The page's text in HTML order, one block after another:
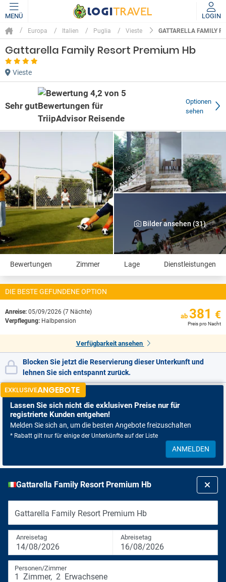
MENÜ LOGIN
Europa Italien Puglia Vieste GATTARELLA FAMILY
Gattarella Family Resort Premium Hb
Vieste
Sehr gut
Optionen
sehen
Bilder ansehen (31)
Bewertungen Zimmer Lage Dienstleistungen
DIE BESTE GEFUNDENE OPTION
Anreise: 05/09/2026 (7 Nächte)
Verpflegung: Halbpension
ab 381 €
Preis pro Nacht
Verfügbarkeit ansehen
Blocken Sie jetzt die Reservierung dieser Unterkunft und
lehnen Sie sich entspannt zurück.
EXKLUSIVEANGEBOTE
Lassen Sie sich nicht die exklusiven Preise nur für
registrierte Kunden entgehen!
Melden Sie sich an, um die besten Angebote freizuschalten
* Rabatt gilt nur für einige der Unterkünfte auf der Liste
ANMELDEN
Gattarella Family Resort Premium Hb
Gattarella Family Resort Premium Hb
Anreisetag
14/08/2026
Abreisetag
16/08/2026
Personen/Zimmer
1 Zimmer, 2 Erwachsene